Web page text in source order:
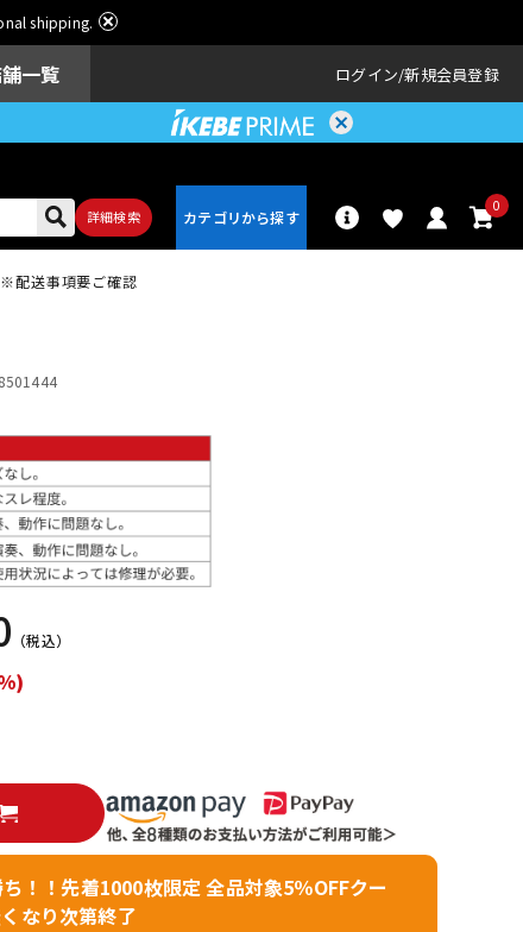
shipping.
一覧 ログイン 新規会員登録
詳細検索
0
配信/ライブ
機器
配送事項要ご確認
（税込）
！！先着1000枚限定 全品対象5％OFFクー
なり次第終了